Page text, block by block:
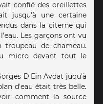
confié des oreillettes
jusqu'à une certaine
dans la citerne qui
Les garçons ont vu
troupeau de chameau.
micro devant tout le
D'Ein Avdat juqu'à
d'eau était très belle.
comment la source